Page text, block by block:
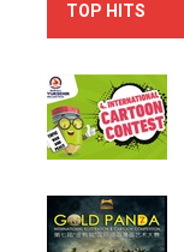
TOP HITS